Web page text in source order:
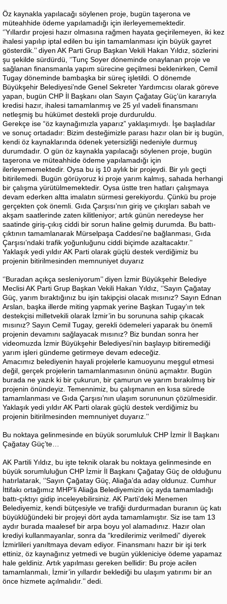
Öz kaynakla yapılacağı söylenen proje, bugün taşerona ve
müteahhide ödeme yapılamadığı için ilerleyememektedir.
‘’Yıllardır projesi hazır olmasına rağmen hayata geçirilemeyen, iki kez
ihalesi yapılıp iptal edilen bu işin tamamlanması için büyük gayret
gösterdik.’’ diyen AK Parti Grup Başkan Vekili Hakan Yıldız, sözlerini
şu şekilde sürdürdü, ‘’Tunç Soyer döneminde onaylanan proje ve
sağlanan finansmanla yapım sürecine geçilmesi beklenirken, Cemil
Tugay döneminde bambaşka bir süreç işletildi. O dönemde
Büyükşehir Belediyesi’nde Genel Sekreter Yardımcısı olarak göreve
yapan, bugün CHP İl Başkanı olan Sayın Çağatay Güç’ün kararıyla
kredisi hazır, ihalesi tamamlanmış ve 25 yıl vadeli finansmanı
netleşmiş bu hükümet destekli proje durduruldu.
Gerekçe ise “öz kaynağımızla yaparız” yaklaşımıydı. İşe başladılar
ve sonuç ortadadır: Bizim desteğimizle parası hazır olan bir iş bugün,
kendi öz kaynaklarında ödenek yetersizliği nedeniyle durmuş
durumdadır. O gün öz kaynakla yapılacağı söylenen proje, bugün
taşerona ve müteahhide ödeme yapılamadığı için
ilerleyememektedir. Oysa bu iş 10 aylık bir projeydi. Bir yılı geçti
bitirilemedi. Bugün görüyoruz ki proje yarım kalmış, sahada herhangi
bir çalışma yürütülmemektedir. Oysa üstte tren hatları çalışmaya
devam ederken altta imalatın sürmesi gerekiyordu. Çünkü bu proje
gerçekten çok önemli. Gıda Çarşısı’nın giriş ve çıkışları sabah ve
akşam saatlerinde zaten kilitleniyor; artık günün neredeyse her
saatinde giriş-çıkış ciddi bir sorun haline gelmiş durumda. Bu battı-
çıktının tamamlanarak Mürselpaşa Caddesi’ne bağlanması, Gıda
Çarşısı’ndaki trafik yoğunluğunu ciddi biçimde azaltacaktır.’’
Yaklaşık yedi yıldır AK Parti olarak güçlü destek verdiğimiz bu
projenin bitirilmesinden memnuniyet duyarız
‘’Buradan açıkça sesleniyorum’’ diyen İzmir Büyükşehir Belediye
Meclisi AK Parti Grup Başkan Vekili Hakan Yıldız, ‘’Sayın Çağatay
Güç, yarım bıraktığınız bu işin takipçisi olacak mısınız? Sayın Ednan
Arslan, başka illerde miting yapmak yerine Başkan Tugay’ın tek
destekçisi milletvekili olarak İzmir’in bu sorununa sahip çıkacak
mısınız? Sayın Cemil Tugay, gerekli ödemeleri yaparak bu önemli
projenin devamını sağlayacak mısınız? Biz bundan sonra her
videomuzda İzmir Büyükşehir Belediyesi’nin başlayıp bitiremediği
yarım işleri gündeme getirmeye devam edeceğiz.
Amacımız belediyenin hayali projelerle kamuoyunu meşgul etmesi
değil, gerçek projelerin tamamlanmasının önünü açmaktır. Bugün
burada ne yazık ki bir çukurun, bir çamurun ve yarım bırakılmış bir
projenin önündeyiz. Temennimiz, bu çalışmanın en kısa sürede
tamamlanması ve Gıda Çarşısı’nın ulaşım sorununun çözülmesidir.
Yaklaşık yedi yıldır AK Parti olarak güçlü destek verdiğimiz bu
projenin bitirilmesinden memnuniyet duyarız.’’
Bu noktaya gelinmesinde en büyük sorumluluk CHP İzmir İl Başkanı
Çağatay Güç’te…
AK Partili Yıldız, bu işte teknik olarak bu noktaya gelinmesinde en
büyük sorumluluğun CHP İzmir İl Başkanı Çağatay Güç de olduğunu
hatırlatarak, ‘’Sayın Çağatay Güç, Aliağa’da aday oldunuz. Cumhur
İttifakı ortağımız MHP’li Aliağa Belediyemizin üç ayda tamamladığı
battı-çıktıyı gidip inceleyebilirsiniz. AK Parti’deki Menemen
Belediyemiz, kendi bütçesiyle ve trafiği durdurmadan buranın üç katı
büyüklüğündeki bir projeyi dört ayda tamamlamıştır. Siz ise tam 13
aydır burada maalesef bir arpa boyu yol alamadınız. Hazır olan
krediyi kullanmayanlar, sonra da “kredilerimiz verilmedi” diyerek
İzmirlileri yanıltmaya devam ediyor. Finansmanı hazır bir işi terk
ettiniz, öz kaynağınız yetmedi ve bugün yükleniciye ödeme yapamaz
hale geldiniz. Artık yapılması gereken bellidir: Bu proje acilen
tamamlanmalı, İzmir’in yıllardır beklediği bu ulaşım yatırımı bir an
önce hizmete açılmalıdır.’’ dedi.